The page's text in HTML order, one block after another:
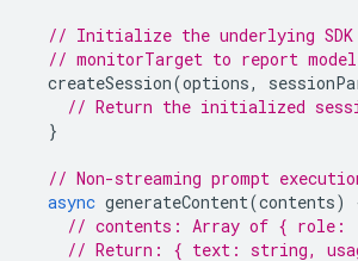
// Initialize the underlying
// monitorTarget to report
createSession(options,
// Return the initialized
}
// Non-streaming prompt
async generateContent(contents)
// contents: Array of {
// Return: { text: string,